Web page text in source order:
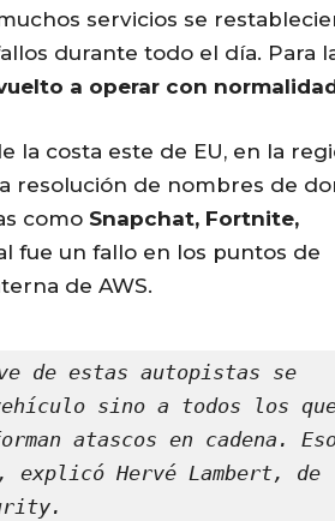
servicios se
durante todo el día. Para
a operar con
la costa este de EU, en la
resolución de nombres de
como Snapchat, Fortnite,
fue un fallo en los puntos de
de AWS.
de estas autopistas se
sino a todos los
atascos en cadena.
explicó Hervé Lambert, de